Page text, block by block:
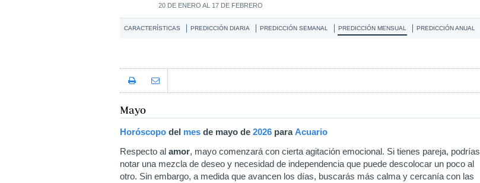
20 DE ENERO AL 17 DE FEBRERO
CARACTERÍSTICAS PREDICCIÓN DIARIA PREDICCIÓN SEMANAL PREDICCIÓN MENSUAL PREDICCIÓN ANUAL
Mayo
Horóscopo del mes de mayo de 2026 paraAcuario
Respecto al amor, mayo comenzará con cierta agitación emocional. Si tienes pareja, podrías
notar una mezcla de deseo y necesidad de independencia que puede descolocar un poco al
otro. Sin embargo, a medida que avancen los días, buscarás más calma y cercanía con las